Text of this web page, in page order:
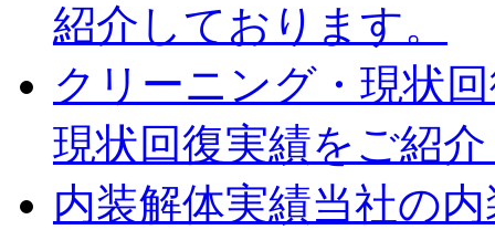
紹介しております。
クリーニング・現状
現状回復実績をご紹
内装解体実績当社の